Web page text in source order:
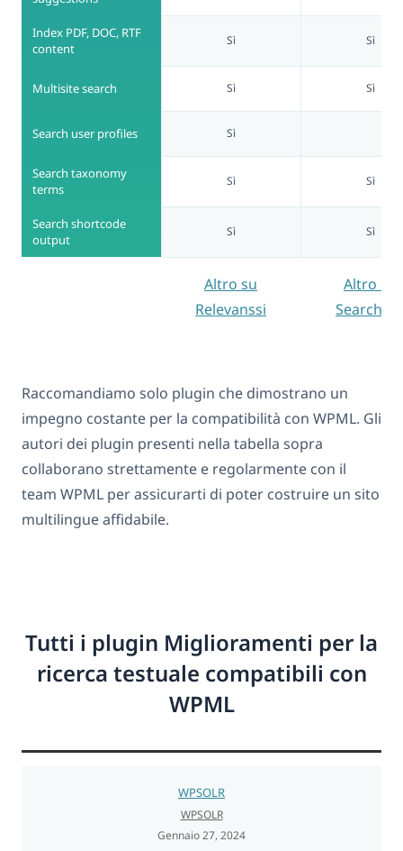
Index PDF, DOC, RTF
content
Sì Sì
Multisite search Sì Sì
Search user profiles Sì
Search taxonomy
terms
Sì Sì
Search shortcode
output
Sì Sì
Altro su
Relevanssi
Altro su
Raccomandiamo solo plugin che dimostrano un
impegno costante per la compatibilità con WPML. Gli
autori dei plugin presenti nella tabella sopra
collaborano strettamente e regolarmente con il
team WPML per assicurarti di poter costruire un sito
multilingue affidabile.
Tutti i plugin Miglioramenti per la
ricerca testuale compatibili con
WPML
WPSOLR
WPSOLR
Gennaio 27, 2024